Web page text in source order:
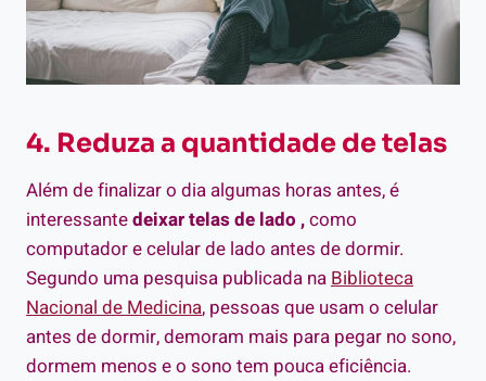
4. Reduza a quantidade de telas
Além de finalizar o dia algumas horas antes, é
interessantedeixar telas de lado ,como
computador e celular de lado antes de dormir.
Segundo uma pesquisa publicada na Biblioteca
Nacional de Medicina, pessoas que usam o celular
antes de dormir, demoram mais para pegar no sono,
dormem menos e o sono tem pouca eficiência.